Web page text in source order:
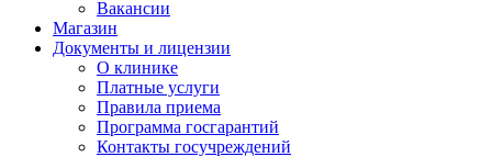
Вакансии
Магазин
Документы и лицензии
О клинике
Платные услуги
Правила приема
Программа госгарантий
Контакты госучреждений